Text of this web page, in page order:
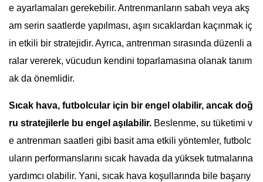
e ayarlamaları gerekebilir. Antrenmanların sabah veya akş
am serin saatlerde yapılması, aşırı sıcaklardan kaçınmak iç
in etkili bir stratejidir. Ayrıca, antrenman sırasında düzenli a
ralar vererek, vücudun kendini toparlamasına olanak tanım
ak da önemlidir.
Sıcak hava, futbolcular için bir engel olabilir, ancak doğ
ru stratejilerle bu engel aşılabilir. Beslenme, su tüketimi v
e antrenman saatleri gibi basit ama etkili yöntemler, futbolc
uların performanslarını sıcak havada da yüksek tutmalarına
yardımcı olabilir. Yani, sıcak hava koşullarında bile başarıy